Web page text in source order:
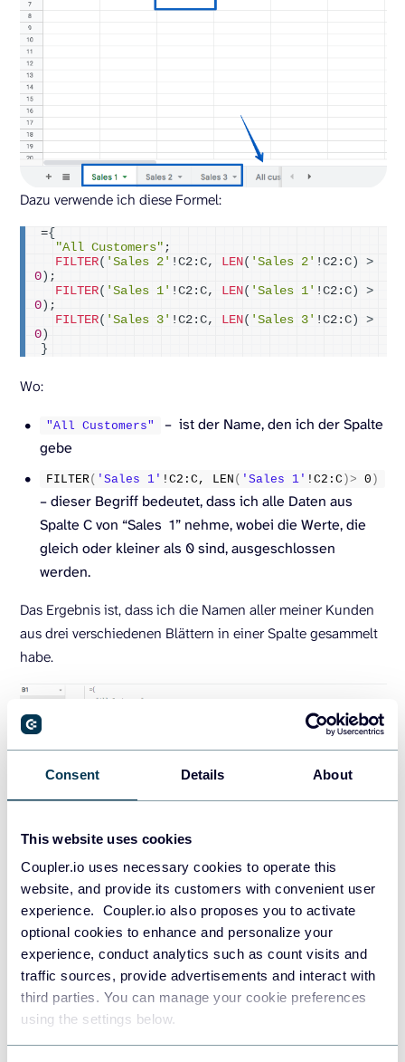
Consent Details About
This website uses cookies
Coupler.io uses necessary cookies to operate this
website, and provide its customers with convenient user
experience. Coupler.io also proposes you to activate
optional cookies to enhance and personalize your
experience, conduct analytics such as count visits and
traffic sources, provide advertisements and interact with
third parties. You can manage your cookie preferences
using the settings below.
Dazu verwende ich diese Formel:
={
"All Customers" ;
FILTER( 'Sales 2' !C2:C, LEN( 'Sales 2' !C2:C )
>
0 ) ;
FILTER( 'Sales 1' !C2:C, LEN( 'Sales 1' !C2:C )
>
0 ) ;
FILTER( 'Sales 3' !C2:C, LEN( 'Sales 3' !C2:C )
>
0 )
}
Wo:
"All Customers"
– ist der Name, den ich der Spalte
gebe
FILTER( 'Sales 1' !C2:C, LEN ( 'Sales 1' !C2:C )> 0 )
– dieser Begriff bedeutet, dass ich alle Daten aus
Spalte C von “Sales 1” nehme, wobei die Werte, die
gleich oder kleiner als 0 sind, ausgeschlossen
werden.
Das Ergebnis ist, dass ich die Namen aller meiner Kunden
aus drei verschiedenen Blättern in einer Spalte gesammelt
habe.
Einer der Vorteile dieses Ansatzes ist, dass ich die Namen
meiner Datenquellenblätter (aus denen ich die Daten
entnehme) ändern kann, und sie werden automatisch in
der Formel aktualisiert!